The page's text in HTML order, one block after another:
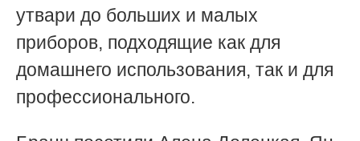
утвари до больших и малых
приборов, подходящие как для
домашнего использования, так и для
профессионального.